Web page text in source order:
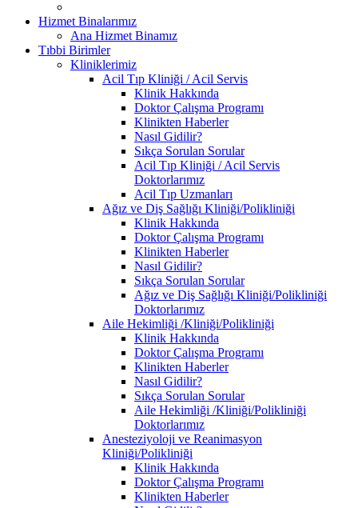
Hizmet Binalarımız
Ana Hizmet Binamız
Tıbbi Birimler
Kliniklerimiz
Acil Tıp Kliniği / Acil Servis
Klinik Hakkında
Doktor Çalışma Programı
Klinikten Haberler
Nasıl Gidilir?
Sıkça Sorulan Sorular
Acil Tıp Kliniği / Acil Servis
Doktorlarımız
Acil Tıp Uzmanları
Ağız ve Diş Sağlığı Kliniği/Polikliniği
Klinik Hakkında
Doktor Çalışma Programı
Klinikten Haberler
Nasıl Gidilir?
Sıkça Sorulan Sorular
Ağız ve Diş Sağlığı Kliniği/Polikliniği
Doktorlarımız
Aile Hekimliği /Kliniği/Polikliniği
Klinik Hakkında
Doktor Çalışma Programı
Klinikten Haberler
Nasıl Gidilir?
Sıkça Sorulan Sorular
Aile Hekimliği /Kliniği/Polikliniği
Doktorlarımız
Anesteziyoloji ve Reanimasyon
Kliniği/Polikliniği
Klinik Hakkında
Doktor Çalışma Programı
Klinikten Haberler